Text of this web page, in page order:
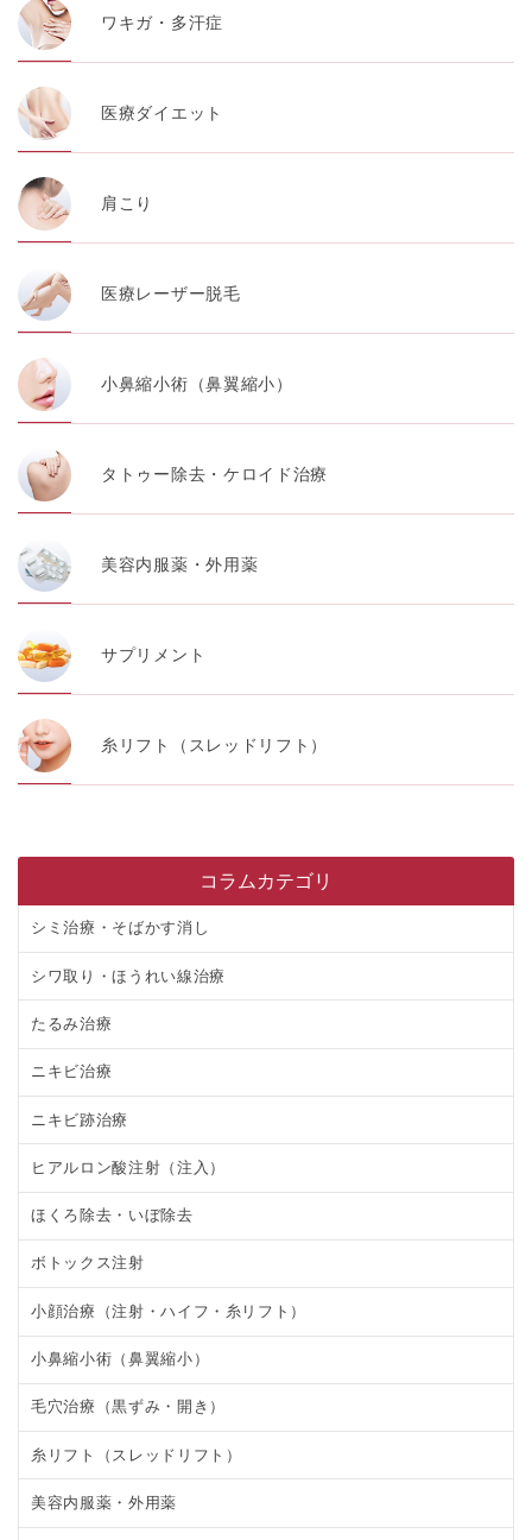
ワキガ・多汗症
医療ダイエット
肩こり
医療レーザー脱毛
小鼻縮小術（鼻翼縮小）
タトゥー除去・ケロイド治療
美容内服薬・外用薬
サプリメント
糸リフト（スレッドリフト）
コラムカテゴリ
シミ治療・そばかす消し
シワ取り・ほうれい線治療
たるみ治療
ニキビ治療
ニキビ跡治療
ヒアルロン酸注射（注入）
ほくろ除去・いぼ除去
ボトックス注射
小顔治療（注射・ハイフ・糸リフト）
小鼻縮小術（鼻翼縮小）
毛穴治療（黒ずみ・開き）
糸リフト（スレッドリフト）
美容内服薬・外用薬